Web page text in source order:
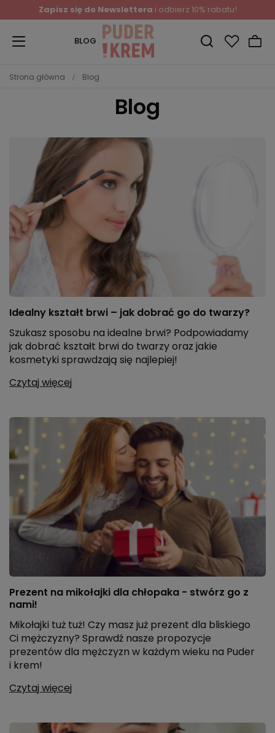
Zapisz się do Newslettera i odbierz 10% rabatu!
BLOG
Strona główna Blog
Blog
Idealny kształt brwi – jak dobrać go do twarzy?
Szukasz sposobu na idealne brwi? Podpowiadamy
jak dobrać kształt brwi do twarzy oraz jakie
kosmetyki sprawdzają się najlepiej!
Czytaj więcej
Prezent na mikołajki dla chłopaka - stwórz go z
nami!
Mikołajki tuż tuż! Czy masz już prezent dla bliskiego
Ci mężczyzny? Sprawdź nasze propozycje
prezentów dla mężczyzn w każdym wieku na Puder
i krem!
Czytaj więcej